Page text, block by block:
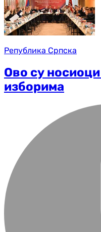
Република Српска
Ово су
изборима